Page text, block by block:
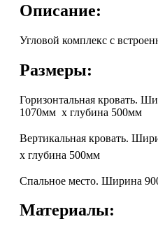
Описание:
Угловой комплекс с
Размеры:
Горизонтальная кровать.
1070мм х глубина 500мм
Вертикальная кровать.
х глубина 500мм
Спальное место. Ширина
Материалы: